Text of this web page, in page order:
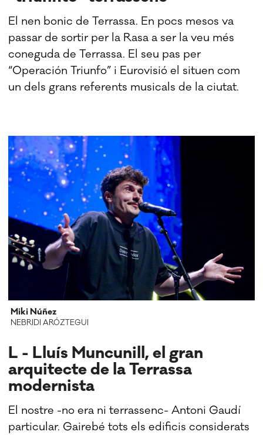
El nen bonic de Terrassa. En pocs mesos va
passar de sortir per la Rasa a ser la veu més
coneguda de Terrassa. El seu pas per
“Operación Triunfo” i Eurovisió el situen com
un dels grans referents musicals de la ciutat.
Miki Núñez
NEBRIDI ARÓZTEGUI
L - Lluís Muncunill, el gran
arquitecte de la Terrassa
modernista
El nostre -no era ni terrassenc- Antoni Gaudí
particular. Gairebé tots els edificis considerats